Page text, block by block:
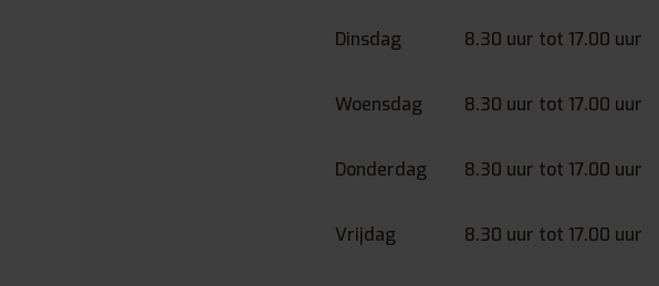
Dinsdag 8.30 uur tot 17.00 uur
Woensdag 8.30 uur tot 17.00 uur
Donderdag 8.30 uur tot 17.00 uur
Vrijdag 8.30 uur tot 17.00 uur